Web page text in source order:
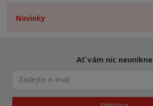
Novinky
Ať vám nic neunikne